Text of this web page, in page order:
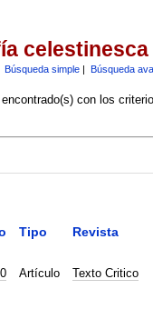
celestinesca
Búsqueda simple| Búsqueda
con los
Tipo Revista
Artículo Texto Critico